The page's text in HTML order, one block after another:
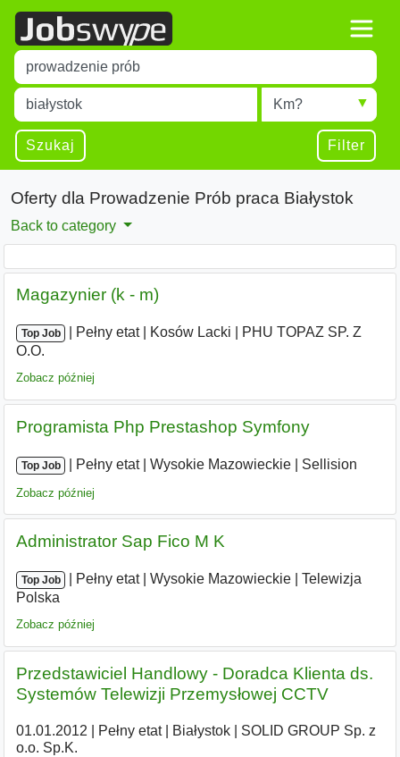
Title
Type 1 or more characters for results.
Miejscowość
Type 1 or more characters for results.
Radius
Szukaj Filter
Oferty dla Prowadzenie Prób praca Białystok
Back to category
Magazynier (k - m)
Top Job Pełny etat| Kosów Lacki
PHU TOPAZ SP. Z
O.O.
Zobacz później
Programista Php Prestashop Symfony
Top Job Pełny etat| Wysokie Mazowieckie Sellision
Zobacz później
Administrator Sap Fico M K
Top Job Pełny etat| Wysokie Mazowieckie
Telewizja
Polska
Zobacz później
Przedstawiciel Handlowy - Doradca Klienta ds.
Systemów Telewizji Przemysłowej CCTV
01.01.2012 Pełny etat| Białystok|
SOLID GROUP Sp. z
o.o. Sp.K.